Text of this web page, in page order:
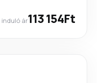
induló ár113 154Ft